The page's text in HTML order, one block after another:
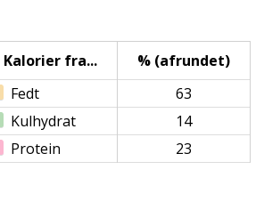
Kalorier fra...
% (afrundet)
Fedt
63
Kulhydrat
14
Protein
23